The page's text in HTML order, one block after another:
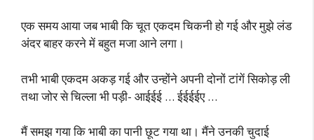
एक समय आया जब भाबी कि चूत एकदम चिकनी हो गई और मुझे लंड
अंदर बाहर करने में बहुत मजा आने लगा।
तभी भाबी एकदम अकड़ गई और उन्होंने अपनी दोनों टांगें सिकोड़ ली
तथा जोर से चिल्ला भी पड़ी- आईईई … ईईईईए …
मैं समझ गया कि भाबी का पानी छूट गया था। मैंने उनकी चुदाई